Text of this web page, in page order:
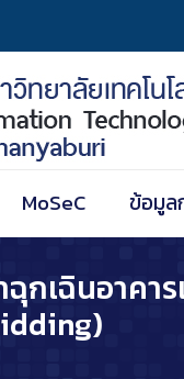
MoSeC ข้อมูล
ฉุกเฉินอาค